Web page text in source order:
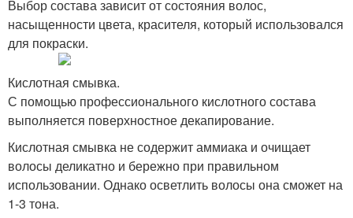
Выбор состава зависит от состояния волос,
насыщенности цвета, красителя, который использовался
для покраски.
Кислотная смывка.
С помощью профессионального кислотного состава
выполняется поверхностное декапирование.
Кислотная смывка не содержит аммиака и очищает
волосы деликатно и бережно при правильном
использовании. Однако осветлить волосы она сможет на
1-3 тона.